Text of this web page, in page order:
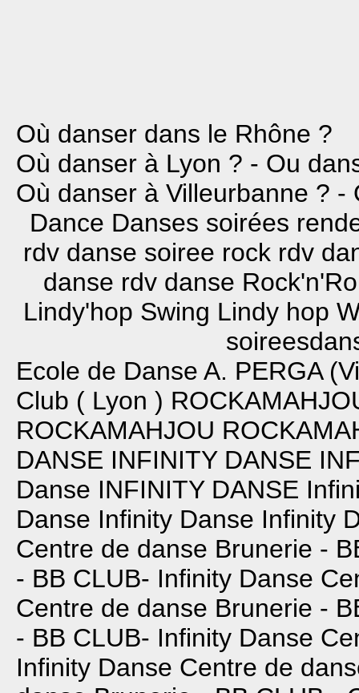
Où danser dans le Rhône ?
Où danser à Lyon ? - Ou
Où danser à Villeurbanne ?
Dance Danses soirées
rdv danse soiree rock rdv
danse rdv danse
Lindy'hop Swing Lindy hop
Ecole de Danse A. PERGA
Club ( Lyon )
ROCKAMAHJOU
DANSE INFINITY DANSE
Danse INFINITY DANSE
Danse Infinity Danse Infinity
Centre de danse Brunerie -
- BB CLUB- Infinity Danse
Centre de danse Brunerie -
- BB CLUB- Infinity Danse
Infinity Danse Centre de